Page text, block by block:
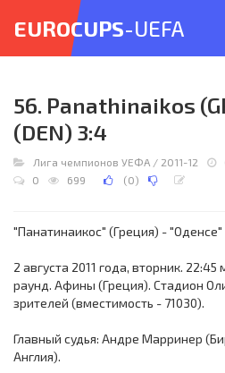
EUROCUPS-UEFA
56. Panathinaikos
(DEN) 3:4
Лига чемпионов УЕФА / 2011-12
0
699 (0)
"Панатинаикос" (Греция) - "Оденсе"
2 августа 2011 года, вторник.
раунд. Афины (Греция). Стадион
зрителей (вместимость - 71030).
Главный судья: Андре Марринер
Англия).